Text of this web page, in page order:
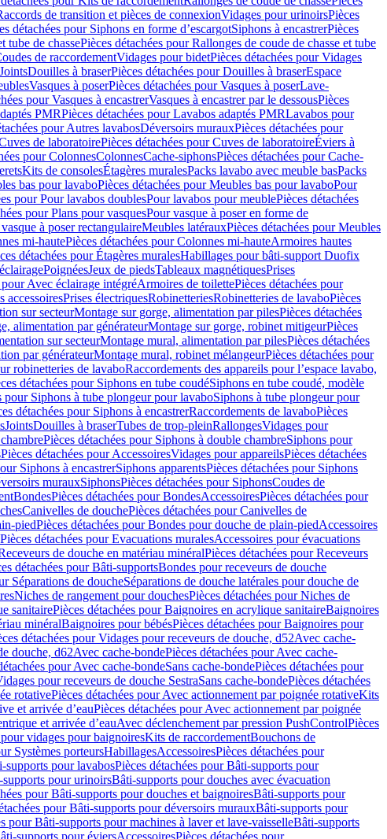
de transition et pièces de connexionVidages pour urinoirsPièces
détachées pour Siphons en forme d’escargotSiphons à encastrerPièces
tube de chassePièces détachées pour Rallonges de coude de chasse et tube
de raccordementVidages pour bidetPièces détachées pour Vidages
JointsDouilles à braserPièces détachées pour Douilles à braserEspace
Vasques à poserPièces détachées pour Vasques à poserLave-
pour Vasques à encastrerVasques à encastrer par le dessousPièces
PMRPièces détachées pour Lavabos adaptés PMRLavabos pour
pour Autres lavabosDéversoirs murauxPièces détachées pour
de laboratoirePièces détachées pour Cuves de laboratoireÉviers à
pour ColonnesColonnesCache-siphonsPièces détachées pour Cache-
Kits de consolesÉtagères muralesPacks lavabo avec meuble basPacks
bas pour lavaboPièces détachées pour Meubles bas pour lavaboPour
pour Pour lavabos doublesPour lavabos pour meublePièces détachées
pour Plans pour vasquesPour vasque à poser en forme de
à poser rectangulaireMeubles latérauxPièces détachées pour Meubles
mi-hautePièces détachées pour Colonnes mi-hauteArmoires hautes
détachées pour Étagères muralesHabillages pour bâti-support Duofix
PoignéesJeux de piedsTableaux magnétiquesPrises
pour Avec éclairage intégréArmoires de toilettePièces détachées pour
accessoiresPrises électriquesRobinetteriesRobinetteries de lavaboPièces
sur secteurMontage sur gorge, alimentation par pilesPièces détachées
alimentation par générateurMontage sur gorge, robinet mitigeurPièces
sur secteurMontage mural, alimentation par pilesPièces détachées
par générateurMontage mural, robinet mélangeurPièces détachées pour
robinetteries de lavaboRaccordements des appareils pour l’espace lavabo,
détachées pour Siphons en tube coudéSiphons en tube coudé, modèle
pour Siphons à tube plongeur pour lavaboSiphons à tube plongeur pour
détachées pour Siphons à encastrerRaccordements de lavaboPièces
JointsDouilles à braserTubes de trop-pleinRallongesVidages pour
Pièces détachées pour Siphons à double chambreSiphons pour
Pièces détachées pour AccessoiresVidages pour appareilsPièces détachées
Siphons à encastrerSiphons apparentsPièces détachées pour Siphons
murauxSiphonsPièces détachées pour SiphonsCoudes de
BondesPièces détachées pour BondesAccessoiresPièces détachées pour
Canivelles de douchePièces détachées pour Canivelles de
piedPièces détachées pour Bondes pour douche de plain-piedAccessoires
Pièces détachées pour Evacuations muralesAccessoires pour évacuations
de douche en matériau minéralPièces détachées pour Receveurs
détachées pour Bâti-supportsBondes pour receveurs de douche
Séparations de doucheSéparations de douche latérales pour douche de
Niches de rangement pour douchesPièces détachées pour Niches de
sanitairePièces détachées pour Baignoires en acrylique sanitaireBaignoires
minéralBaignoires pour bébésPièces détachées pour Baignoires pour
détachées pour Vidages pour receveurs de douche, d52Avec cache-
douche, d62Avec cache-bondePièces détachées pour Avec cache-
pour Avec cache-bondeSans cache-bondePièces détachées pour
pour receveurs de douche SestraSans cache-bondePièces détachées
rotativePièces détachées pour Avec actionnement par poignée rotativeKits
et arrivée d’eauPièces détachées pour Avec actionnement par poignée
et arrivée d’eauAvec déclenchement par pression PushControlPièces
vidages pour baignoiresKits de raccordementBouchons de
Systèmes porteursHabillagesAccessoiresPièces détachées pour
supports pour lavabosPièces détachées pour Bâti-supports pour
supports pour urinoirsBâti-supports pour douches avec évacuation
pour Bâti-supports pour douches et baignoiresBâti-supports pour
pour Bâti-supports pour déversoirs murauxBâti-supports pour
pour Bâti-supports pour machines à laver et lave-vaisselleBâti-supports
supports pour éviersAccessoiresPièces détachées pour